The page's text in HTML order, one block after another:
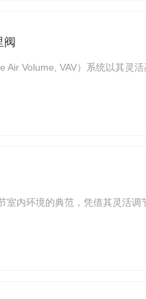
阀
Volume, VAV）系统以其
室内环境的典范，凭借其灵活